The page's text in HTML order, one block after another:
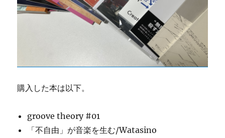
購入した本は以下。
groove theory #01
「不自由」が音楽を生む/Watasino